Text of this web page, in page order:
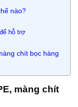
nào?
hỗ trợ
chít bọc hàng
màng chít